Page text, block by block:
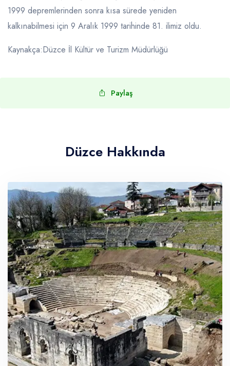
1999 depremlerinden sonra kısa sürede yeniden
kalkınabilmesi için 9 Aralık 1999 tarihinde 81. ilimiz oldu.
Kaynakça:Düzce İl Kültür ve Turizm Müdürlüğü
Paylaş
Düzce Hakkında